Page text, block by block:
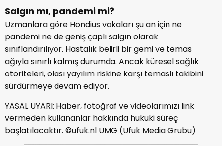
Salgın mı, pandemi mi?
Uzmanlara göre Hondius vakaları şu an için ne
pandemi ne de geniş çaplı salgın olarak
sınıflandırılıyor. Hastalık belirli bir gemi ve temas
ağıyla sınırlı kalmış durumda. Ancak küresel sağlık
otoriteleri, olası yayılım riskine karşı temaslı takibini
sürdürmeye devam ediyor.
YASAL UYARI: Haber, fotoğraf ve videolarımızı link
vermeden kullananlar hakkında hukuki süreç
başlatılacaktır. ©ufuk.nl UMG (Ufuk Media Grubu)